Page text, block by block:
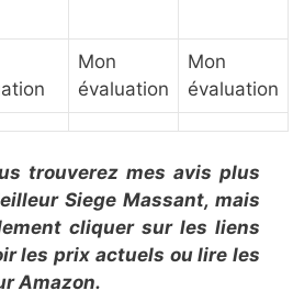
Mon
évaluation
Mon
évaluation
trouverez mes avis plus
Siege Massant, mais
cliquer sur les liens
les prix actuels ou lire les
Amazon.